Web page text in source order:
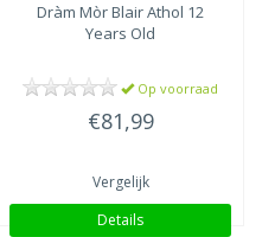
Dràm MòrBlair Athol 12
Years Old
Op voorraad
€81,99
Vergelijk
Details